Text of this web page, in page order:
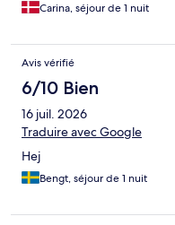
Carina, séjour de 1 nuit
Avis vérifié
6/10 Bien
16 juil. 2026
Traduire avec Google
Hej
Bengt, séjour de 1 nuit